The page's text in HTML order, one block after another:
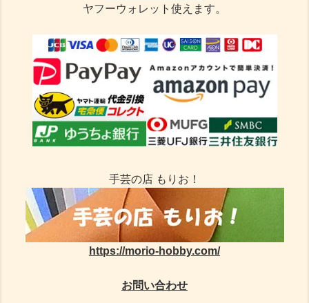
ヤフーウォレット使えます。
手芸の店 もりお！
https://morio-hobby.com/
お問い合わせ